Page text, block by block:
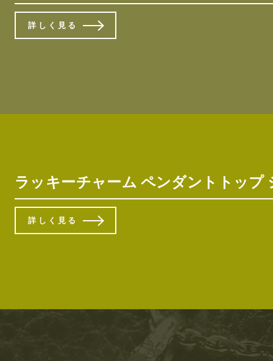
詳しく見る
ラッキーチャーム ペンダントトップ
詳しく見る